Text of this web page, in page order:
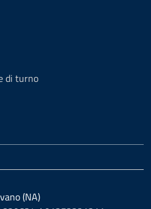
di turno
(NA)